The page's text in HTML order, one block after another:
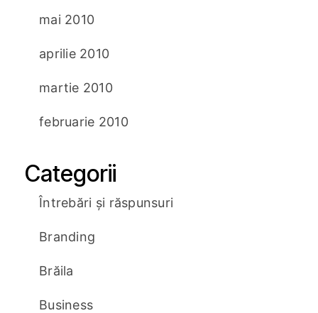
mai 2010
aprilie 2010
martie 2010
februarie 2010
Categorii
Întrebări și răspunsuri
Branding
Brăila
Business